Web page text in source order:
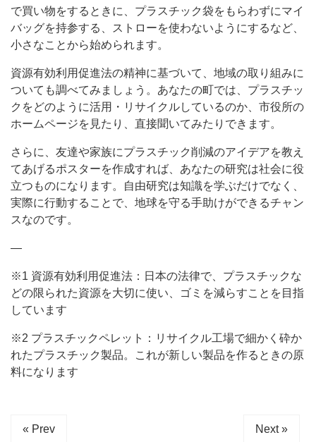
で買い物をするときに、プラスチック袋をもらわずにマイ
バッグを持参する、ストローを使わないようにするなど、
小さなことから始められます。
資源有効利用促進法の精神に基づいて、地域の取り組みに
ついても調べてみましょう。あなたの町では、プラスチッ
クをどのように活用・リサイクルしているのか、市役所の
ホームページを見たり、直接聞いてみたりできます。
さらに、友達や家族にプラスチック削減のアイデアを教え
てあげるポスターを作成すれば、あなたの研究は社会に役
立つものになります。自由研究は知識を学ぶだけでなく、
実際に行動することで、地球を守る手助けができるチャン
スなのです。
—
※1 資源有効利用促進法：日本の法律で、プラスチックな
どの限られた資源を大切に使い、ゴミを減らすことを目指
しています
※2 プラスチックペレット：リサイクル工場で細かく砕か
れたプラスチック製品。これが新しい製品を作るときの原
料になります
« Prev Next »